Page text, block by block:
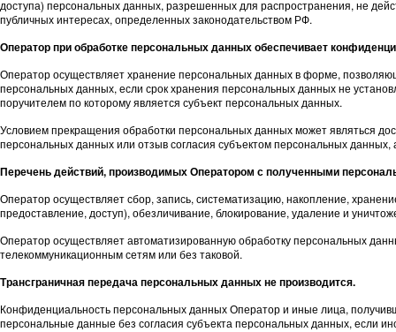
доступа) персональных данных, разрешенных для распространения, не
публичных интересах, определенных законодательством РФ.
Оператор при обработке персональных данных обеспечивает
Оператор осуществляет хранение персональных данных в форме,
персональных данных, если срок хранения персональных данных не
поручителем по которому является субъект персональных данных.
Условием прекращения обработки персональных данных может являться
персональных данных или отзыв согласия субъектом персональных
Перечень действий, производимых Оператором с полученными
Оператор осуществляет сбор, запись, систематизацию, накопление,
предоставление, доступ), обезличивание, блокирование, удаление и
Оператор осуществляет автоматизированную обработку персональных
телекоммуникационным сетям или без таковой.
Трансграничная передача персональных данных не производится.
Конфиденциальность персональных данных Оператор и иные лица,
персональные данные без согласия субъекта персональных данных, если